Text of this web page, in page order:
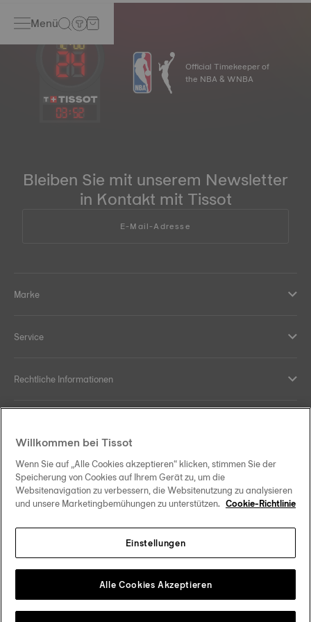
Händewaschen, Baden | 10 bar (100 m): Duschen,
Schwimmen | 20 bar/30 bar (200 m/300 m): Schnorcheln,
Sporttauchen | 60 bar (600 m): professionelles Tauchen
(Taucheruhr gemäß ISO 6425 (2018) Norm)
*Symbolbild
Menü
03:52
Official Timekeeper of
the NBA & WNBA
Bleiben Sie mit unserem Newsletter
in Kontakt mit Tissot
E-Mail-Adresse
Marke
Service
Rechtliche Informationen
Ihre Vorteile
Deutschland Zu einem anderen Land wechseln
Tissot Copyrights 2026
Willkommen bei Tissot
Wenn Sie auf „Alle Cookies akzeptieren“ klicken, stimmen Sie der
Speicherung von Cookies auf Ihrem Gerät zu, um die
Websitenavigation zu verbessern, die Websitenutzung zu analysieren
und unsere Marketingbemühungen zu unterstützen. Cookie-Richtlinie
Einstellungen
Alle Cookies Akzeptieren